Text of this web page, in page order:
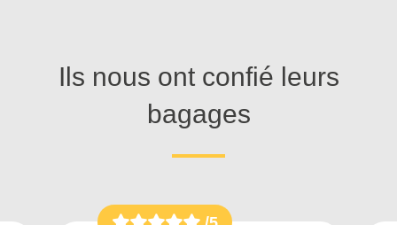
Ils nous ont confié leurs
bagages